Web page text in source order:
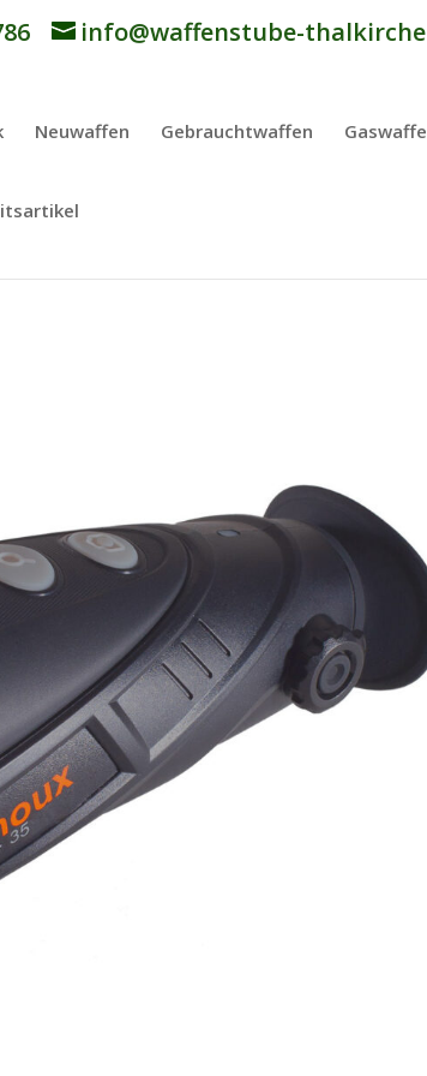
info@waffenstube-
Neuwaffen Gebrauchtwaffen